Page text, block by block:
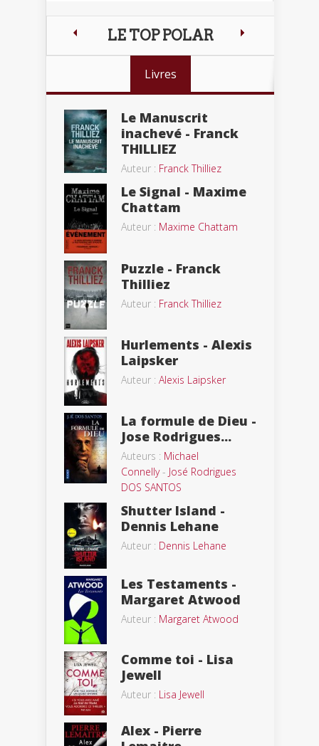
LE TOP POLAR
Livres
Le Manuscrit
inachevé - Franck
THILLIEZ
Auteur : Franck Thilliez
Le Signal - Maxime
Chattam
Auteur : Maxime Chattam
Puzzle - Franck
Thilliez
Auteur : Franck Thilliez
Hurlements - Alexis
Laipsker
Auteur : Alexis Laipsker
La formule de Dieu -
Jose Rodrigues...
Auteurs : Michael
Connelly- José Rodrigues
DOS SANTOS
Shutter Island -
Dennis Lehane
Auteur : Dennis Lehane
Les Testaments -
Margaret Atwood
Auteur : Margaret Atwood
Comme toi - Lisa
Jewell
Auteur : Lisa Jewell
Alex - Pierre